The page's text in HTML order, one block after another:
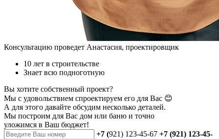
Консультацию проведет Анастасия, проектировщик
10 лет в строительстве
Знает всю подноготную
Вы хотите собственный проект?
Мы с удовольствием спроектируем его для Вас 😊
А для этого давайте обсудим несколько деталей.
Мы построим для Вас дом или баню и точно
уложимся в Ваш бюджет!
+7 (921) 123-45-67 +7 (921) 123-45-